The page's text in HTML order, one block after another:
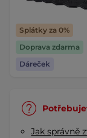
Splátky za 0%
Doprava zdarma
Dáreček
Jak správně